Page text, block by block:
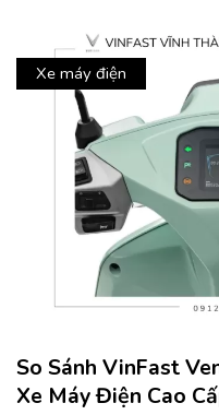
Xe máy điện
So Sánh VinFast
Xe Máy Điện Cao